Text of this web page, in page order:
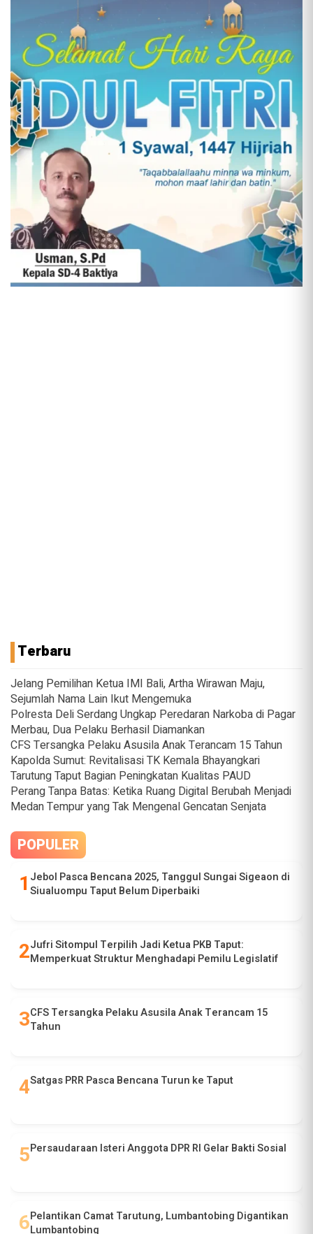
Terbaru
Jelang Pemilihan Ketua IMI Bali, Artha Wirawan Maju,
Sejumlah Nama Lain Ikut Mengemuka
Polresta Deli Serdang Ungkap Peredaran Narkoba di Pagar
Merbau, Dua Pelaku Berhasil Diamankan
CFS Tersangka Pelaku Asusila Anak Terancam 15 Tahun
Kapolda Sumut: Revitalisasi TK Kemala Bhayangkari
Tarutung Taput Bagian Peningkatan Kualitas PAUD
Perang Tanpa Batas: Ketika Ruang Digital Berubah Menjadi
Medan Tempur yang Tak Mengenal Gencatan Senjata
POPULER
Jebol Pasca Bencana 2025, Tanggul Sungai Sigeaon di
Siualuompu Taput Belum Diperbaiki
Jufri Sitompul Terpilih Jadi Ketua PKB Taput:
Memperkuat Struktur Menghadapi Pemilu Legislatif
CFS Tersangka Pelaku Asusila Anak Terancam 15
Tahun
Satgas PRR Pasca Bencana Turun ke Taput
Persaudaraan Isteri Anggota DPR RI Gelar Bakti Sosial
Pelantikan Camat Tarutung, Lumbantobing Digantikan
Lumbantobing